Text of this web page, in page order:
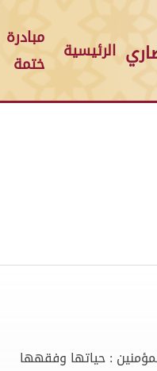
الرئيسية
مبادرة
ختمة
: حياتها وفقهها